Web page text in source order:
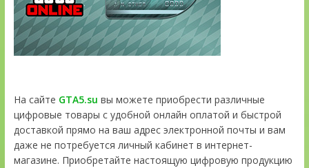
На сайте GTA5.su вы можете приобрести различные
цифровые товары с удобной онлайн оплатой и быстрой
доставкой прямо на ваш адрес электронной почты и вам
даже не потребуется личный кабинет в интернет-
магазине. Приобретайте настоящую цифровую продукцию